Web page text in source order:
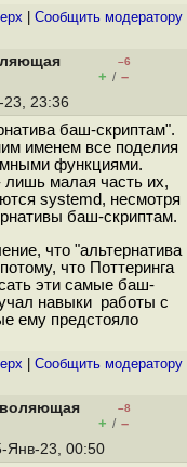
Cообщить модератору
–6
+ / –
23:36
баш-скриптам".
именем все поделия
функциями.
лишь малая часть их,
systemd, несмотря
баш-скриптам.
что "альтернатива
что Поттеринга
эти самые баш-
навыки работы с
ему предстояло
Cообщить модератору
–8
+ / –
Янв-23, 00:50